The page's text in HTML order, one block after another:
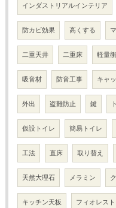
インダストリアルインテリア
防カビ効果 高くする
二重天井 二重床 軽量
吸音材 防音工事 キャ
外出 盗難防止 鍵
仮設トイレ 簡易トイレ
工法 直床 取り替え
天然大理石 メラミン
キッチン天板 フィオレス